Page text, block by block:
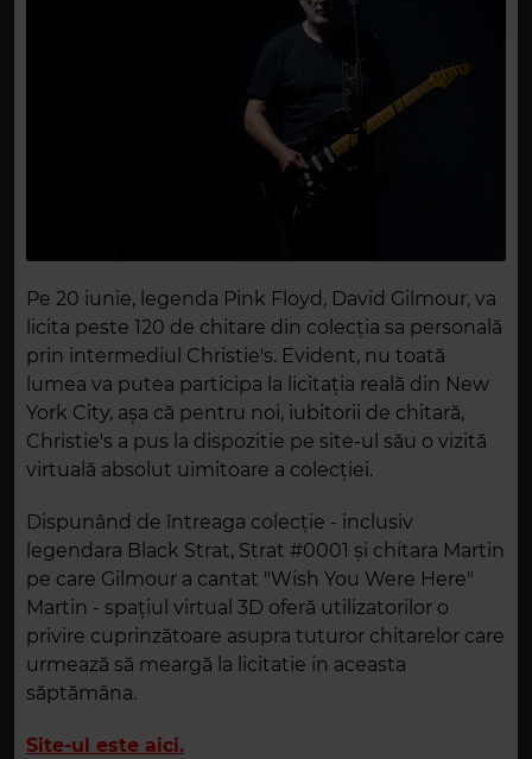
Pe 20 iunie, legenda Pink Floyd, David Gilmour, va
licita peste 120 de chitare din colecția sa personală
prin intermediul Christie's. Evident, nu toată
lumea va putea participa la licitația reală din New
York City, așa că pentru noi, iubitorii de chitară,
Christie's a pus la dispozitie pe site-ul său o vizită
virtuală absolut uimitoare a colecției.
Dispunând de întreaga colecție - inclusiv
legendara Black Strat, Strat #0001 și chitara Martin
pe care Gilmour a cantat "Wish You Were Here"
Martin - spațiul virtual 3D oferă utilizatorilor o
privire cuprinzătoare asupra tuturor chitarelor care
urmează să meargă la licitatie in aceasta
săptămâna.
Site-ul este aici.